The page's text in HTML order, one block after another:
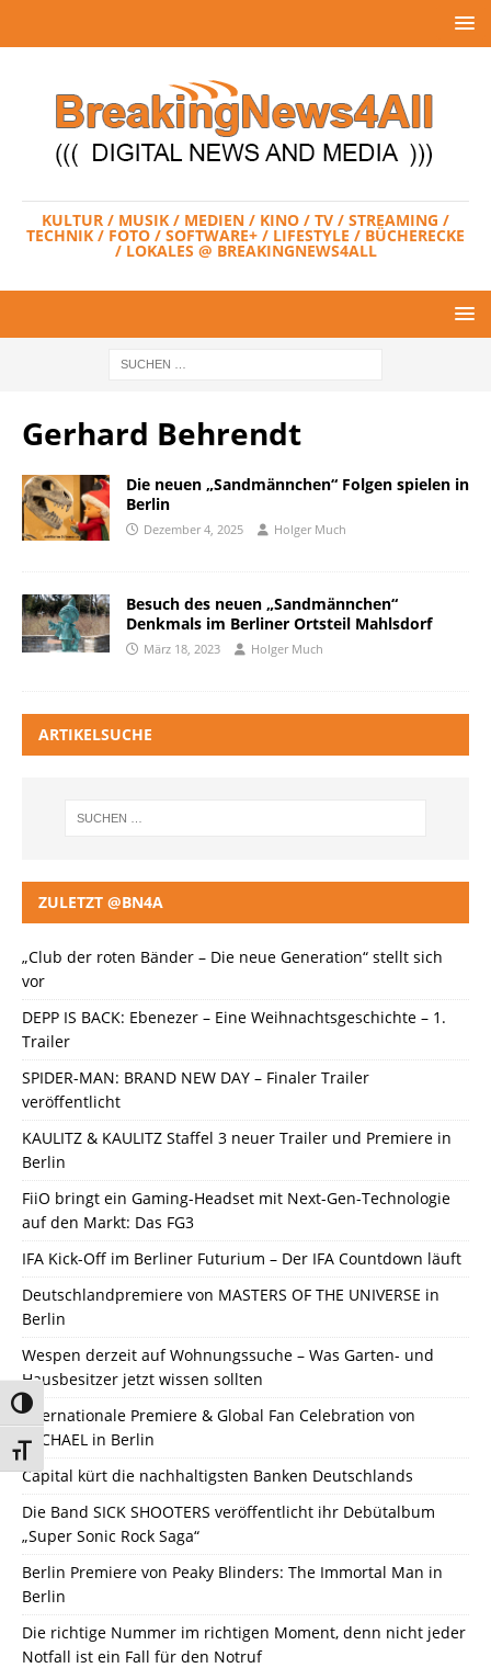
Umschalten auf hohe Kontraste
Schrift vergrößern
KULTUR / MUSIK / MEDIEN / KINO / TV / STREAMING /
TECHNIK / FOTO / SOFTWARE+ / LIFESTYLE / BÜCHERECKE
/ LOKALES @ BREAKINGNEWS4ALL
Gerhard Behrendt
Die neuen „Sandmännchen“ Folgen spielen in
Berlin
Dezember 4, 2025 Holger Much
Besuch des neuen „Sandmännchen“
Denkmals im Berliner Ortsteil Mahlsdorf
März 18, 2023 Holger Much
ARTIKELSUCHE
ZULETZT @BN4A
„Club der roten Bänder – Die neue Generation“ stellt sich
vor
DEPP IS BACK: Ebenezer – Eine Weihnachtsgeschichte – 1.
Trailer
SPIDER-MAN: BRAND NEW DAY – Finaler Trailer
veröffentlicht
KAULITZ & KAULITZ Staffel 3 neuer Trailer und Premiere in
Berlin
FiiO bringt ein Gaming-Headset mit Next-Gen-Technologie
auf den Markt: Das FG3
IFA Kick-Off im Berliner Futurium – Der IFA Countdown läuft
Deutschlandpremiere von MASTERS OF THE UNIVERSE in
Berlin
Wespen derzeit auf Wohnungssuche – Was Garten- und
Hausbesitzer jetzt wissen sollten
Internationale Premiere & Global Fan Celebration von
MICHAEL in Berlin
Capital kürt die nachhaltigsten Banken Deutschlands
Die Band SICK SHOOTERS veröffentlicht ihr Debütalbum
„Super Sonic Rock Saga“
Berlin Premiere von Peaky Blinders: The Immortal Man in
Berlin
Die richtige Nummer im richtigen Moment, denn nicht jeder
Notfall ist ein Fall für den Notruf